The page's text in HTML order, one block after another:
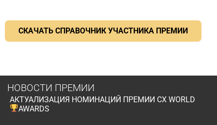
СКАЧАТЬ СПРАВОЧНИК УЧАСТНИКА ПРЕМИИ
НОВОСТИ ПРЕМИИ
АКТУАЛИЗАЦИЯ НОМИНАЦИЙ ПРЕМИИ CX WORLD
AWARDS